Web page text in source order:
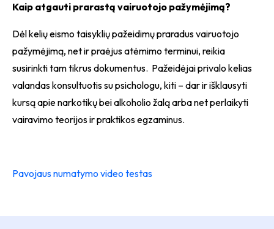
Kaip atgauti prarastą vairuotojo pažymėjimą?
Dėl kelių eismo taisyklių pažeidimų praradus vairuotojo
pažymėjimą, net ir praėjus atėmimo terminui, reikia
susirinkti tam tikrus dokumentus. Pažeidėjai privalo kelias
valandas konsultuotis su psichologu, kiti – dar ir išklausyti
kursą apie narkotikų bei alkoholio žalą arba net perlaikyti
vairavimo teorijos ir praktikos egzaminus.
Pavojaus numatymo video testas